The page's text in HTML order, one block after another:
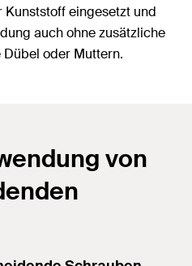
eingesetzt und
auch ohne zusätzliche
oder Muttern.
von